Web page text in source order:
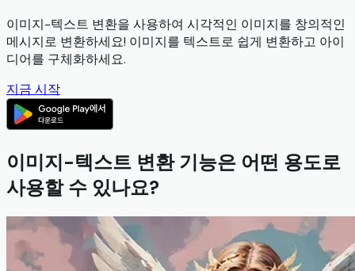
이미지-텍스트 변환을 사용하여 시각적인 이미지를 창의적인
메시지로 변환하세요! 이미지를 텍스트로 쉽게 변환하고 아이
디어를 구체화하세요.
지금 시작
이미지-텍스트 변환 기능은 어떤 용도로
사용할 수 있나요?